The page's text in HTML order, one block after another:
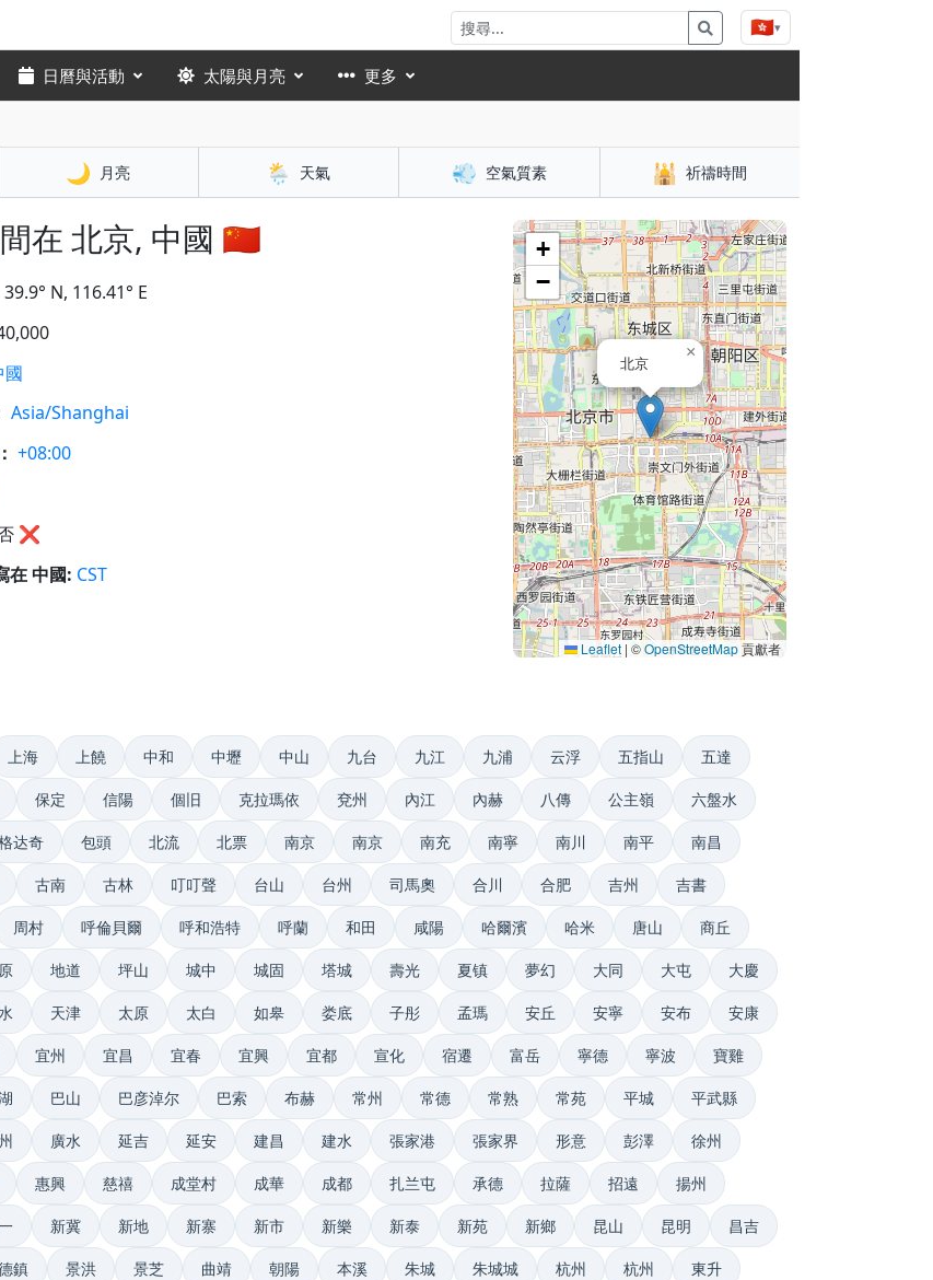
🇭🇰▾
日曆與活動 太陽與月亮 更多
🌙 月亮 🌦️ 天氣 💨 空氣質素 🕌 祈禱時間
在 北京, 中國 🇨🇳
39.9° N, 116.41° E
國
Asia/Shanghai
+08:00
❌
在 中國: CST
北京
×
+
−
Leaflet | ©OpenStreetMap貢獻者
上海 上饒 中和 中壢 中山 九台 九江 九浦 云浮 五指山 五達
保定 信陽 個旧 克拉瑪依 兗州 內江 內赫 八傳 公主嶺 六盤水
达奇 包頭 北流 北票 南京 南京 南充 南寧 南川 南平 南昌
古南 古林 叮叮聲 台山 台州 司馬奧 合川 合肥 吉州 吉書
周村 呼倫貝爾 呼和浩特 呼蘭 和田 咸陽 哈爾濱 哈米 唐山 商丘
地道 坪山 城中 城固 塔城 壽光 夏镇 夢幻 大同 大屯 大慶
天津 太原 太白 如皋 娄底 子彤 孟瑪 安丘 安寧 安布 安康
宜州 宜昌 宜春 宜興 宜都 宣化 宿遷 富岳 寧德 寧波 寶雞
巴山 巴彦淖尔 巴索 布赫 常州 常德 常熟 常苑 平城 平武縣
廣水 延吉 延安 建昌 建水 張家港 張家界 形意 彭澤 徐州
惠興 慈禧 成堂村 成華 成都 扎兰屯 承德 拉薩 招遠 揚州
新冀 新地 新寨 新市 新樂 新泰 新苑 新鄉 昆山 昆明 昌吉
鎮 景洪 景芝 曲靖 朝陽 本溪 朱城 朱城城 杭州 杭州 東升